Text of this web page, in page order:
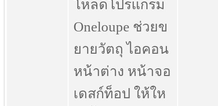
โหลดโปรแกรม
Oneloupe ช่วยข
ยายวัตถุ ไอคอน
หน้าต่าง หน้าจอ
เดสก์ท็อป ให้ให